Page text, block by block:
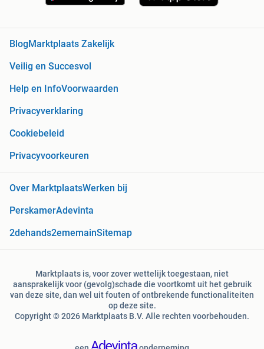
Blog Marktplaats Zakelijk
Veilig en Succesvol
Help en InfoVoorwaarden
Privacyverklaring
Cookiebeleid
Privacyvoorkeuren
Over MarktplaatsWerken bij
PerskamerAdevinta
2dehands2ememainSitemap
Marktplaats is, voor zover wettelijk toegestaan, niet
aansprakelijk voor (gevolg)schade die voortkomt uit het gebruik
van deze site, dan wel uit fouten of ontbrekende functionaliteiten
op deze site.
Copyright © 2026 Marktplaats B.V. Alle rechten voorbehouden.